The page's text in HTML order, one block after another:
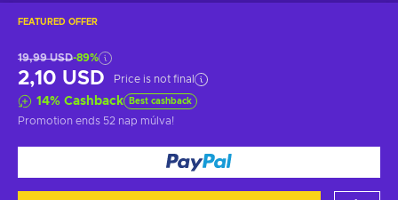
FEATURED OFFER
19,99 USD-89%
2,10 USD Price is not final
14% Cashback Best cashback
Promotion ends 52 nap múlva!